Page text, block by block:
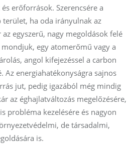
erőforrások. Szerencsére a
ha oda irányulnak az
egyszerű, nagy megoldások felé
egy atomerőmű vagy a
angol kifejezéssel a carbon
Az energiahatékonyságra sajnos
jut, pedig igazából még mindig
az éghajlatváltozás megelőzésére,
probléma kezelésére és nagyon
de társadalmi,
is.